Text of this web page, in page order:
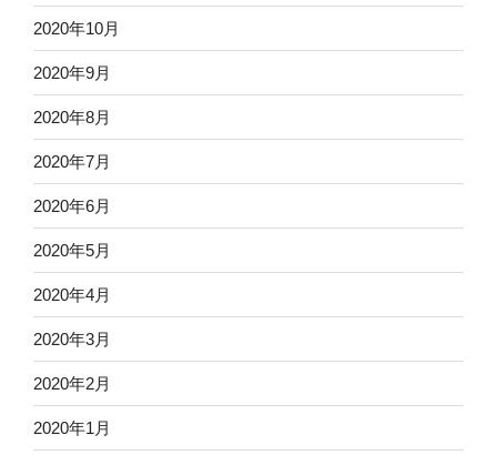
2020年10月
2020年9月
2020年8月
2020年7月
2020年6月
2020年5月
2020年4月
2020年3月
2020年2月
2020年1月